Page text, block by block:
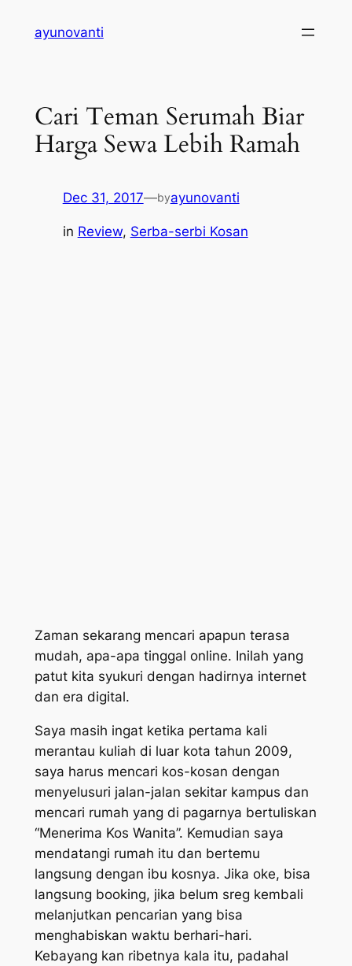
ayunovanti
Cari Teman Serumah Biar
Harga Sewa Lebih Ramah
Dec 31, 2017—byayunovanti
in Review, Serba-serbi Kosan
Zaman sekarang mencari apapun terasa
mudah, apa-apa tinggal online. Inilah yang
patut kita syukuri dengan hadirnya internet
dan era digital.
Saya masih ingat ketika pertama kali
merantau kuliah di luar kota tahun 2009,
saya harus mencari kos-kosan dengan
menyelusuri jalan-jalan sekitar kampus dan
mencari rumah yang di pagarnya bertuliskan
“Menerima Kos Wanita”. Kemudian saya
mendatangi rumah itu dan bertemu
langsung dengan ibu kosnya. Jika oke, bisa
langsung booking, jika belum sreg kembali
melanjutkan pencarian yang bisa
menghabiskan waktu berhari-hari.
Kebayang kan ribetnya kala itu, padahal